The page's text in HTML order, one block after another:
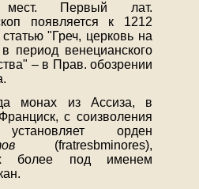
мест. Первый лат.
появляется к 1212
"Греч, церковь на
период венецианского
– в Прав. обозрении
монах из Ассиза, в
с соизволения
орден
(fratresbminores),
более под именем